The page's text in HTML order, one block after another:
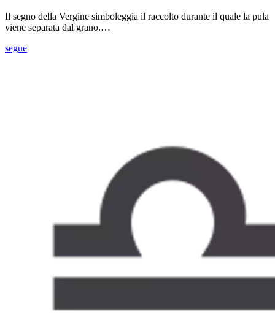
Il segno della Vergine simboleggia il raccolto durante il quale la pula
viene separata dal grano.…
segue